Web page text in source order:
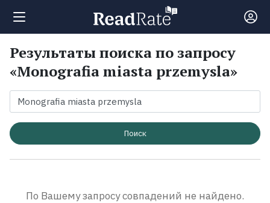
Поиск
Новости
Рейтинги
Результаты поиска по запросу
«Monografia miasta przemysla»
Поиск
По Вашему запросу совпадений не найдено.